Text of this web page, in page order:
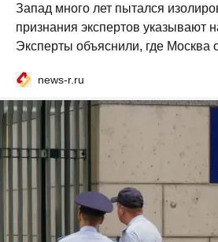
Запад много лет пытался
признания экспертов указывают
Эксперты объяснили, где Москва
news-r.ru